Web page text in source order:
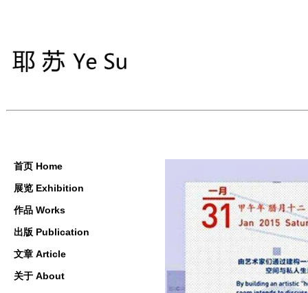
首页 Home
展览 Exhibition
作品 Works
出版 Publication
文章 Article
关于 About